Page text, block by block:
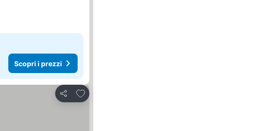
Scopri i prezzi
Condividi
Aggiungi ai preferiti